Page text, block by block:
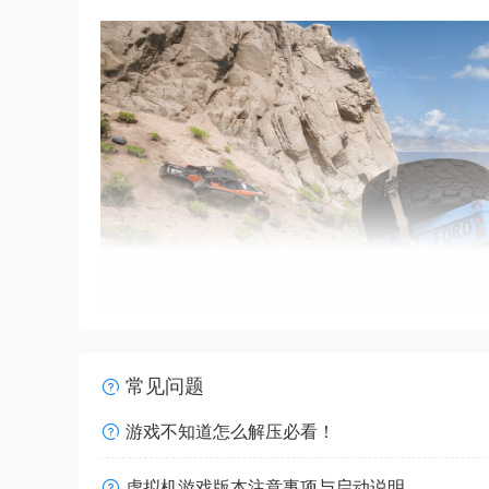
常见问题
游戏不知道怎么解压必看！